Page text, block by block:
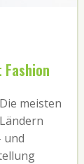
meisten
und